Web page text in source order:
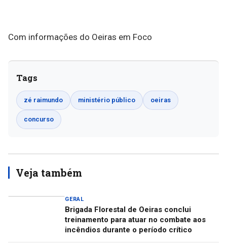
Com informações do Oeiras em Foco
Tags
zé raimundo ministério público oeiras
concurso
Veja também
GERAL
Brigada Florestal de Oeiras conclui
treinamento para atuar no combate aos
incêndios durante o período crítico